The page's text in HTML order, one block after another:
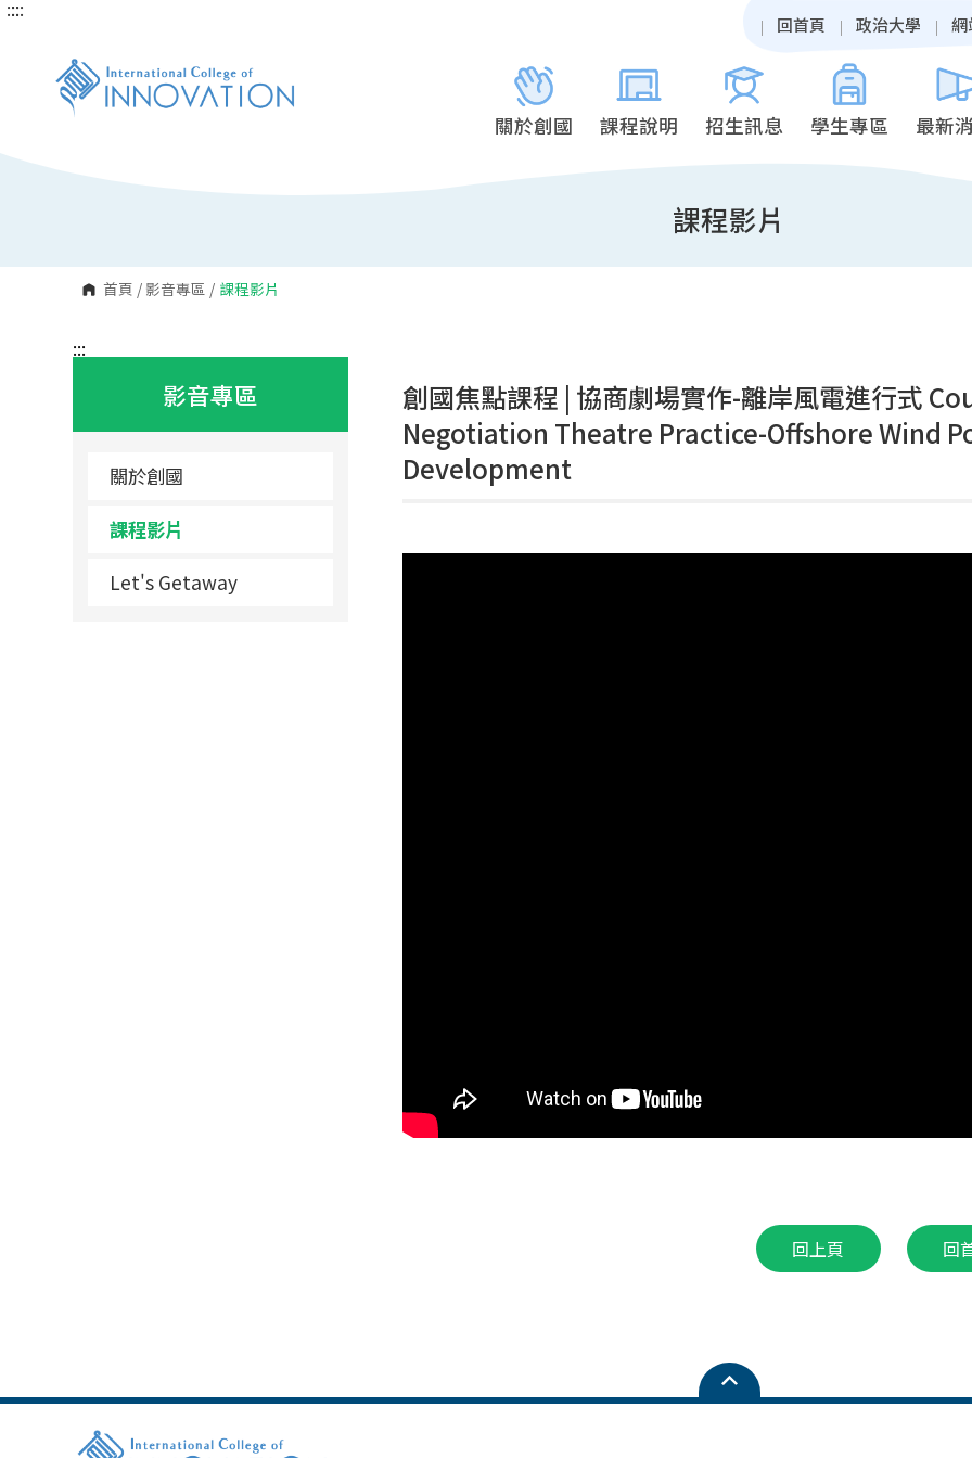
跳
:::
回首頁 政治大學 網
關於創國 課程說明 招生訊息 學生專區 最新
課程影片
首頁 / 影音專區 / 課程影片
:::
影音專區
關於創國
課程影片
Let's Getaway
:::
創國焦點課程 | 協商劇場實作-離岸風電進行式
Negotiation Theatre Practice-Offshore Wind
Development
回上頁 回